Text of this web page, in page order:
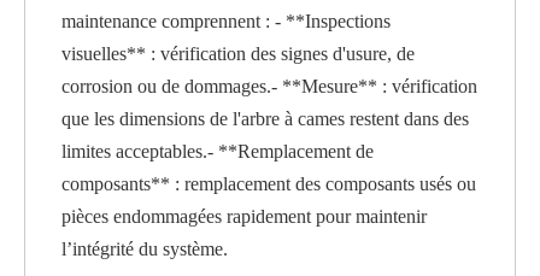
maintenance comprennent : - **Inspections
visuelles** : vérification des signes d'usure, de
corrosion ou de dommages.- **Mesure** : vérification
que les dimensions de l'arbre à cames restent dans des
limites acceptables.- **Remplacement de
composants** : remplacement des composants usés ou
pièces endommagées rapidement pour maintenir
l’intégrité du système.